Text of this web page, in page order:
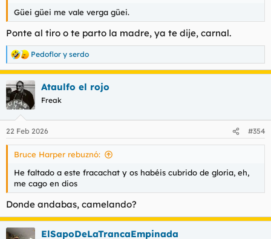
Güei güei me vale verga güei.
Ponte al tiro o te parto la madre, ya te dije, carnal.
R
e
a
c
c
i
e
s
Pedoflor y serdo
Ataulfo el rojo
Freak
22 Feb 2026 #354
Bruce Harper rebuznó:
He faltado a este fracachat y os habéis cubrido de gloria, eh,
me cago en dios
Donde andabas, camelando?
ElSapoDeLaTrancaEmpinada